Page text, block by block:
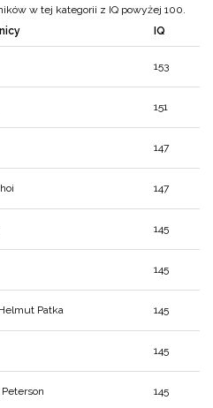
w tej kategorii z IQ powyżej 100.
IQ
153
151
147
147
145
145
Patka 145
145
145